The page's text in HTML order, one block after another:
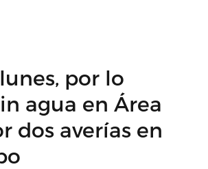
por lo
agua en Área
dos averías en